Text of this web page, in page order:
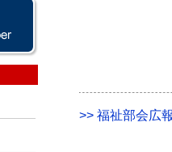
>> 福祉部会広